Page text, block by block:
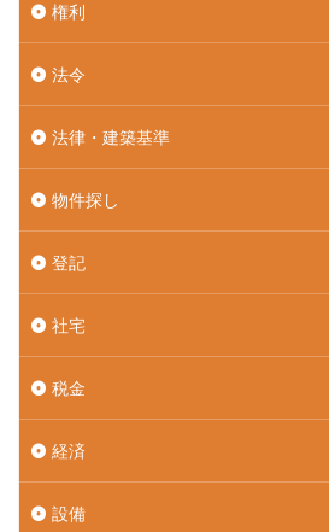
権利
法令
法律・建築基準
物件探し
登記
社宅
税金
経済
設備